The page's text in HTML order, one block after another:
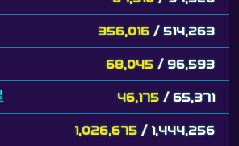
356,016 / 514,263
68,045 / 96,593
46,175 / 65,371
1,026,675 / 1,444,256